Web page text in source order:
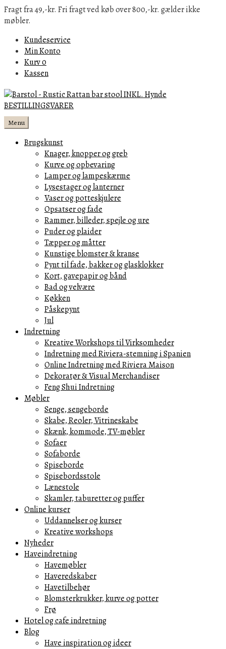
Fragt fra 49,-kr. Fri fragt ved køb over 800,-kr. gælder ikke
møbler.
Kundeservice
Min Konto
Kurv0
Kassen
Menu
Brugskunst
Knager, knopper og greb
Kurve og opbevaring
Lamper og lampeskærme
Lysestager og lanterner
Vaser og potteskjulere
Opsatser og fade
Rammer, billeder, spejle og ure
Puder og plaider
Tæpper og måtter
Kunstige blomster & kranse
Pynt til fade, bakker og glasklokker
Kort, gavepapir og bånd
Bad og velvære
Køkken
Påskepynt
Jul
Indretning
Kreative Workshops til Virksomheder
Indretning med Riviera-stemning i Spanien
Online Indretning med Riviera Maison
Dekoratør & Visual Merchandiser
Feng Shui Indretning
Møbler
Senge, sengeborde
Skabe, Reoler, Vitrineskabe
Skænk, kommode, TV-møbler
Sofaer
Sofaborde
Spiseborde
Spisebordsstole
Lænestole
Skamler, taburetter og puffer
Online kurser
Uddannelser og kurser
Kreative workshops
Nyheder
Haveindretning
Havemøbler
Haveredskaber
Havetilbehør
Blomsterkrukker, kurve og potter
Frø
Hotel og cafe indretning
Blog
Have inspiration og ideer